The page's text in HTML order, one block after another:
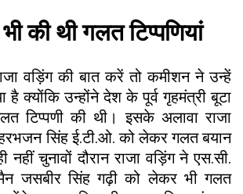
की थी गलत टिप्पणियां
वड़िंग की बात करें तो कमीशन ने उन्हें
है क्योंकि उन्होंने देश के पूर्व गृहमंत्री बूटा
टिप्पणी की थी। इसके अलावा राजा
हरभजन सिंह ई.टी.ओ. को लेकर गलत बयान
नहीं चुनावों दौरान राजा वड़िंग ने एस.सी.
जसबीर सिंह गढ़ी को लेकर भी गलत